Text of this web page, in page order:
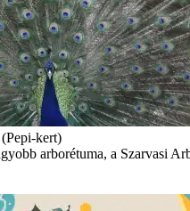
kert)
arborétuma, a Szarvasi